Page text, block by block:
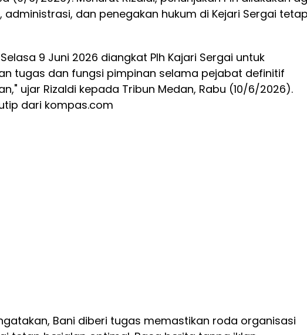
administrasi, dan penegakan hukum di Kejari Sergai
9 Juni 2026 diangkat Plh Kajari Sergai untuk
tugas dan fungsi pimpinan selama pejabat definitif
ujar Rizaldi kepada Tribun Medan, Rabu (10/6/2026).
dari kompas.com
Bani diberi tugas memastikan roda organisasi